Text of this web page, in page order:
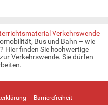
Verkehrswende
Bus und Bahn – wie
Hier finden Sie hochwertige
Verkehrswende. Sie dürfen
Barrierefreiheit